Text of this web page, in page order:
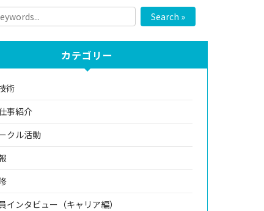
Search »
カテゴリー
術
事紹介
クル活動
インタビュー（キャリア編）